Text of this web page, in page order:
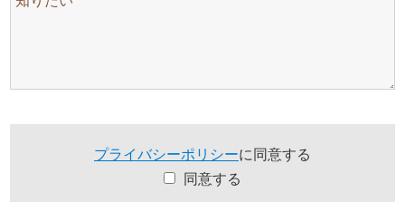
プライバシーポリシーに同意する
同意する